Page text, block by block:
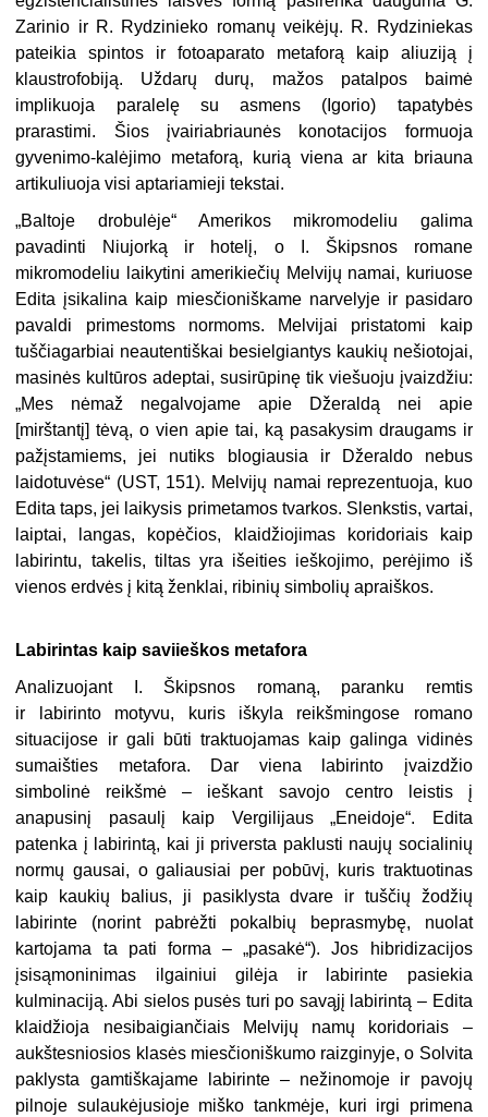
Zarinio ir R. Rydzinieko romanų veikėjų. R. Rydziniekas
pateikia spintos ir fotoaparato metaforą kaip aliuziją į
klaustrofobiją. Uždarų durų, mažos patalpos baimė
implikuoja paralelę su asmens (Igorio) tapatybės
prarastimi. Šios įvairiabriaunės konotacijos formuoja
gyvenimo-kalėjimo metaforą, kurią viena ar kita briauna
artikuliuoja visi aptariamieji tekstai.
„Baltoje drobulėje“ Amerikos mikromodeliu galima
pavadinti Niujorką ir hotelį, o I. Škipsnos romane
mikromodeliu laikytini amerikiečių Melvijų namai, kuriuose
Edita įsikalina kaip miesčioniškame narvelyje ir pasidaro
pavaldi primestoms normoms. Melvijai pristatomi kaip
tuščiagarbiai neautentiškai besielgiantys kaukių nešiotojai,
masinės kultūros adeptai, susirūpinę tik viešuoju įvaizdžiu:
„Mes nėmaž negalvojame apie Džeraldą nei apie
[mirštantį] tėvą, o vien apie tai, ką pasakysim draugams ir
pažįstamiems, jei nutiks blogiausia ir Džeraldo nebus
laidotuvėse“ (UST, 151). Melvijų namai reprezentuoja, kuo
Edita taps, jei laikysis primetamos tvarkos. Slenkstis, vartai,
laiptai, langas, kopėčios, klaidžiojimas koridoriais kaip
labirintu, takelis, tiltas yra išeities ieškojimo, perėjimo iš
vienos erdvės į kitą ženklai, ribinių simbolių apraiškos.
Labirintas kaip saviieškos metafora
Analizuojant I. Škipsnos romaną, paranku remtis
ir labirinto motyvu, kuris iškyla reikšmingose romano
situacijose ir gali būti traktuojamas kaip galinga vidinės
sumaišties metafora. Dar viena labirinto įvaizdžio
simbolinė reikšmė – ieškant savojo centro leistis į
anapusinį pasaulį kaip Vergilijaus „Eneidoje“. Edita
patenka į labirintą, kai ji priversta paklusti naujų socialinių
normų gausai, o galiausiai per pobūvį, kuris traktuotinas
kaip kaukių balius, ji pasiklysta dvare ir tuščių žodžių
labirinte (norint pabrėžti pokalbių beprasmybę, nuolat
kartojama ta pati forma – „pasakė“). Jos hibridizacijos
įsisąmoninimas ilgainiui gilėja ir labirinte pasiekia
kulminaciją. Abi sielos pusės turi po savąjį labirintą – Edita
klaidžioja nesibaigiančiais Melvijų namų koridoriais –
aukštesniosios klasės miesčioniškumo raizginyje, o Solvita
paklysta gamtiškajame labirinte – nežinomoje ir pavojų
pilnoje sulaukėjusioje miško tankmėje, kuri irgi primena